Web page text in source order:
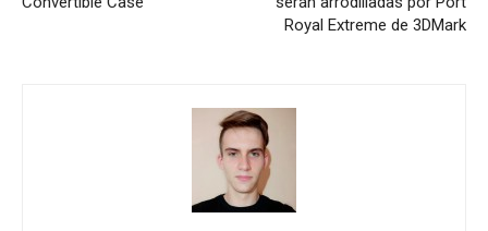
Royal Extreme de 3DMark